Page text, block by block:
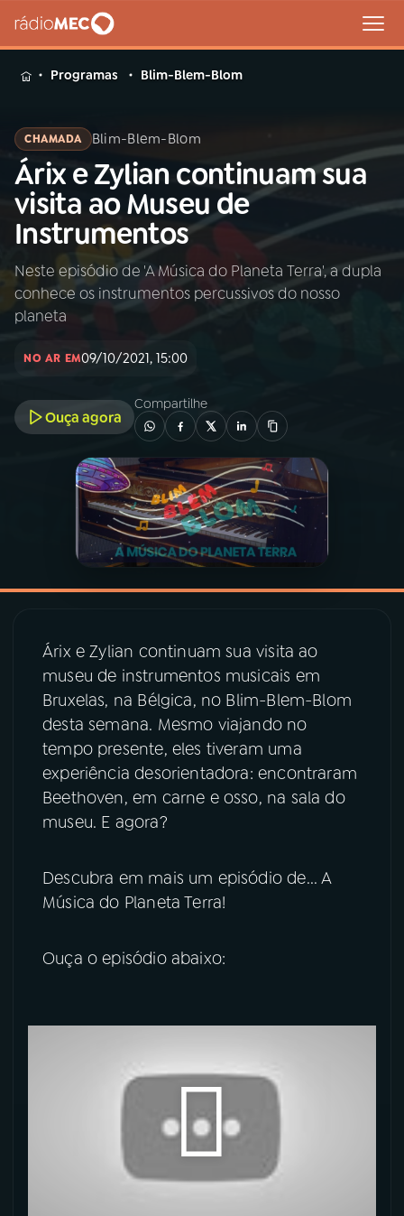
MENU
Buscar
na
Rádio
MEC
Buscar
Início AO VIVO
PROGRAMAS
PODCASTS
07ÚLTIMAS
08PRÊMIO RÁDIO MEC
ACOMPANHE A RÁDIO MEC
Instagram X
Programas Blim-Blem-Blom
CHAMADA Blim-Blem-Blom
Árix e Zylian continuam sua
visita ao Museu de
Instrumentos
Neste episódio de 'A Música do Planeta Terra', a dupla
conhece os instrumentos percussivos do nosso
planeta
NO AR EM09/10/2021, 15:00
Ouça agora
Compartilhe
Árix e Zylian continuam sua visita ao
museu de instrumentos musicais em
Bruxelas, na Bélgica, no Blim-Blem-Blom
desta semana. Mesmo viajando no
tempo presente, eles tiveram uma
experiência desorientadora: encontraram
Beethoven, em carne e osso, na sala do
museu. E agora?
Descubra em mais um episódio de... A
Música do Planeta Terra!
Ouça o episódio abaixo: